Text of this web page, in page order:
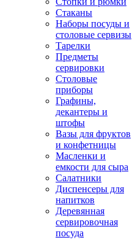
Стаканы
Наборы посуды и
столовые сервизы
Тарелки
Предметы
сервировки
Столовые
приборы
Графины,
декантеры и
штофы
Вазы для фруктов
и конфетницы
Масленки и
емкости для сыра
Салатники
Диспенсеры для
напитков
Деревянная
сервировочная
посуда